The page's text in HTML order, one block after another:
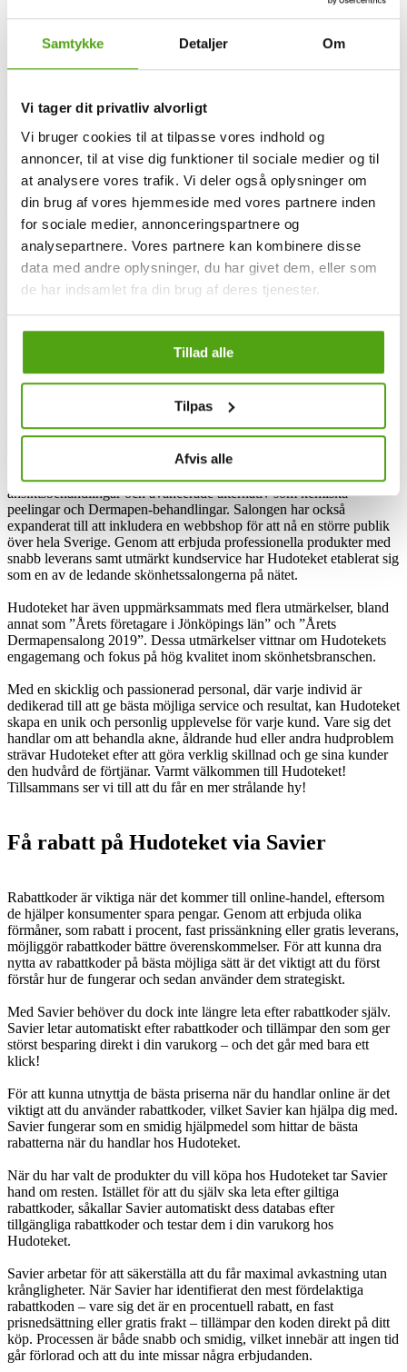
Samtykke Detaljer Om
Vi tager dit privatliv alvorligt
Vi bruger cookies til at tilpasse vores indhold og
annoncer, til at vise dig funktioner til sociale medier og til
at analysere vores trafik. Vi deler også oplysninger om
din brug af vores hjemmeside med vores partnere inden
for sociale medier, annonceringspartnere og
analysepartnere. Vores partnere kan kombinere disse
data med andre oplysninger, du har givet dem, eller som
de har indsamlet fra din brug af deres tjenester.
Tillad alle
Tilpas
Afvis alle
Idag har Hudoteket vuxit från en liten skönhetssalong på 47
kvadratmeter, till ett modernt “krämpalats” med fyra våningsplan
mitt i centrala Jönköping. Vi har även en anläggning i centrala
Malmö. Jag var en pionjär inom onlineförsäljningen av
slutet av 1990-talet. Idag utgör vår näthandel en betydande del av
för att hjälpa våra kunder att stärka sitt självförtroende på ett
personligt, professionellt och engagerat sätt.
Vi är övertygade om att det går att skapa reell förändring. Vi tror att
drömmen om en felfri hy kan bli verklighet. Med rätt hudvård,
regelbundna behandlingar och lite tålamod kan alla uppnå en
vackrare hy – det är vår övertygelse. Kom till Hudoteket så kanske
även du får din drömhy!
Hudoteket är en ledande skönhetssalong som grundades redan 1972.
Salongens fokus ligger på att erbjuda kunderna en vackrare hud och
kvalitetsprodukter. Med lång erfarenhet och expertis inom området
strävar Hudoteket efter att hjälpa varje individ att uppnå optimala
hudvårdsresultat som ökar deras självförtroende.
Hudoteket erbjuder ett brett utbud av behandlingar, både klassiska
ansiktsbehandlingar och avancerade alternativ som kemiska
peelingar och Dermapen-behandlingar. Salongen har också
expanderat till att inkludera en webbshop för att nå en större publik
över hela Sverige. Genom att erbjuda professionella produkter med
snabb leverans samt utmärkt kundservice har Hudoteket etablerat sig
som en av de ledande skönhetssalongerna på nätet.
Hudoteket har även uppmärksammats med flera utmärkelser, bland
annat som ”Årets företagare i Jönköpings län” och ”Årets
Dermapensalong 2019”. Dessa utmärkelser vittnar om Hudotekets
engagemang och fokus på hög kvalitet inom skönhetsbranschen.
Med en skicklig och passionerad personal, där varje individ är
dedikerad till att ge bästa möjliga service och resultat, kan Hudoteket
skapa en unik och personlig upplevelse för varje kund. Vare sig det
handlar om att behandla akne, åldrande hud eller andra hudproblem
strävar Hudoteket efter att göra verklig skillnad och ge sina kunder
den hudvård de förtjänar. Varmt välkommen till Hudoteket!
Tillsammans ser vi till att du får en mer strålande hy!
Få rabatt på Hudoteket via Savier
Rabattkoder är viktiga när det kommer till online-handel, eftersom
de hjälper konsumenter spara pengar. Genom att erbjuda olika
förmåner, som rabatt i procent, fast prissänkning eller gratis leverans,
möjliggör rabattkoder bättre överenskommelser. För att kunna dra
nytta av rabattkoder på bästa möjliga sätt är det viktigt att du först
förstår hur de fungerar och sedan använder dem strategiskt.
Med Savier behöver du dock inte längre leta efter rabattkoder själv.
Savier letar automatiskt efter rabattkoder och tillämpar den som ger
störst besparing direkt i din varukorg – och det går med bara ett
klick!
För att kunna utnyttja de bästa priserna när du handlar online är det
viktigt att du använder rabattkoder, vilket Savier kan hjälpa dig med.
Savier fungerar som en smidig hjälpmedel som hittar de bästa
rabatterna när du handlar hos Hudoteket.
När du har valt de produkter du vill köpa hos Hudoteket tar Savier
hand om resten. Istället för att du själv ska leta efter giltiga
rabattkoder, såkallar Savier automatiskt dess databas efter
tillgängliga rabattkoder och testar dem i din varukorg hos
Hudoteket.
Savier arbetar för att säkerställa att du får maximal avkastning utan
krångligheter. När Savier har identifierat den mest fördelaktiga
rabattkoden – vare sig det är en procentuell rabatt, en fast
prisnedsättning eller gratis frakt – tillämpar den koden direkt på ditt
köp. Processen är både snabb och smidig, vilket innebär att ingen tid
går förlorad och att du inte missar några erbjudanden.